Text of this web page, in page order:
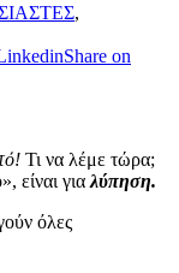
,
Share on
Τι να λέμε τώρα;
είναι για λύπηση.
όλες